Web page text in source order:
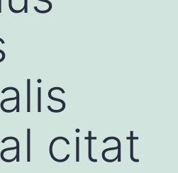
citat